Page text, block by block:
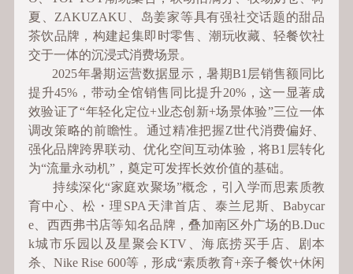
夏、ZAKUZAKU、岛姜家等具有强社交话题的甜品
茶饮品牌，构建起集即时零售、潮玩收藏、轻餐饮社
交于一体的沉浸式消费场景。
2025年暑期运营数据显示，暑期B1层销售额同比
提升45%，带动全馆销售同比提升20%，这一显著成
效验证了“年轻化定位+业态创新+场景体验”三位一体
调改策略的前瞻性。通过精准把握Z世代消费偏好、
强化品牌跨界联动、优化空间互动体验，将B1层转化
为“流量永动机”，奠定可发挥长效价值的基础。
持续深化“家庭欢聚场”概念，引入学而思素质教
育中心、松・理SPA天津首店、泰兰尼斯、Babycar
e、西西弗书店等知名品牌，叠加南区外广场的‌B.Duc
k城市乐园以及星聚会KTV、海底捞买手店、剧本
杀、Nike Rise 600等，形成“素质教育+亲子餐饮+休闲